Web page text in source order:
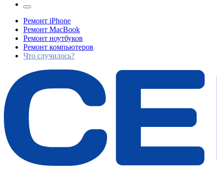
Ремонт iPhone
Ремонт MacBook
Ремонт ноутбуков
Ремонт компьютеров
Что случилось?